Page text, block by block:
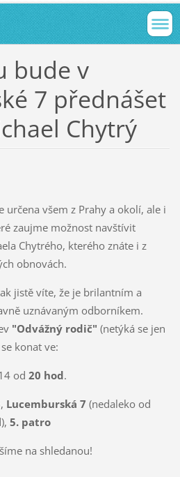
bude v
7 přednášet
Chytrý
určena všem z Prahy a okolí, ale i
zaujme možnost navštívit
Chytrého, kterého znáte i z
obnovách.
jistě víte, že je brilantním a
uznávaným odborníkem.
"Odvážný rodič" (netýká se jen
konat ve:
od 20 hod.
, Lucemburská 7 (nedaleko od
5. patro
na shledanou!